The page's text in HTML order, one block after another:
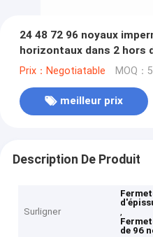
24 48 72 96 noyaux
horizontaux dans 2 hors
d'épissure de fibre
Prix：Negotiatable MOQ：
meilleur prix
Description De Produit
Surligner
,
de 96